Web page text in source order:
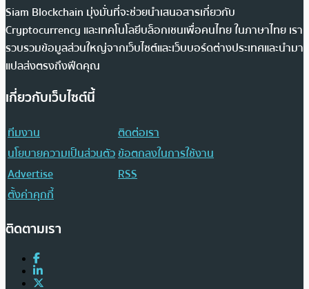
Siam Blockchain มุ่งมั่นที่จะช่วยนำเสนอสารเกี่ยวกับ
Cryptocurrency และเทคโนโลยีบล็อกเชนเพื่อคนไทย ในภาษาไทย เรา
รวบรวมข้อมูลส่วนใหญ่จากเว็บไซต์และเว็บบอร์ดต่างประเทศและนำมา
แปลส่งตรงถึงฟีดคุณ
เกี่ยวกับเว็บไซต์นี้
ทีมงาน
ติดต่อเรา
นโยบายความเป็นส่วนตัวข้อตกลงในการใช้งาน
Advertise
RSS
ตั้งค่าคุกกี้
ติดตามเรา